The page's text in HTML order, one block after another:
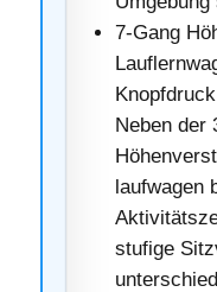
7-Gang
Neben der
laufwagen
stufige